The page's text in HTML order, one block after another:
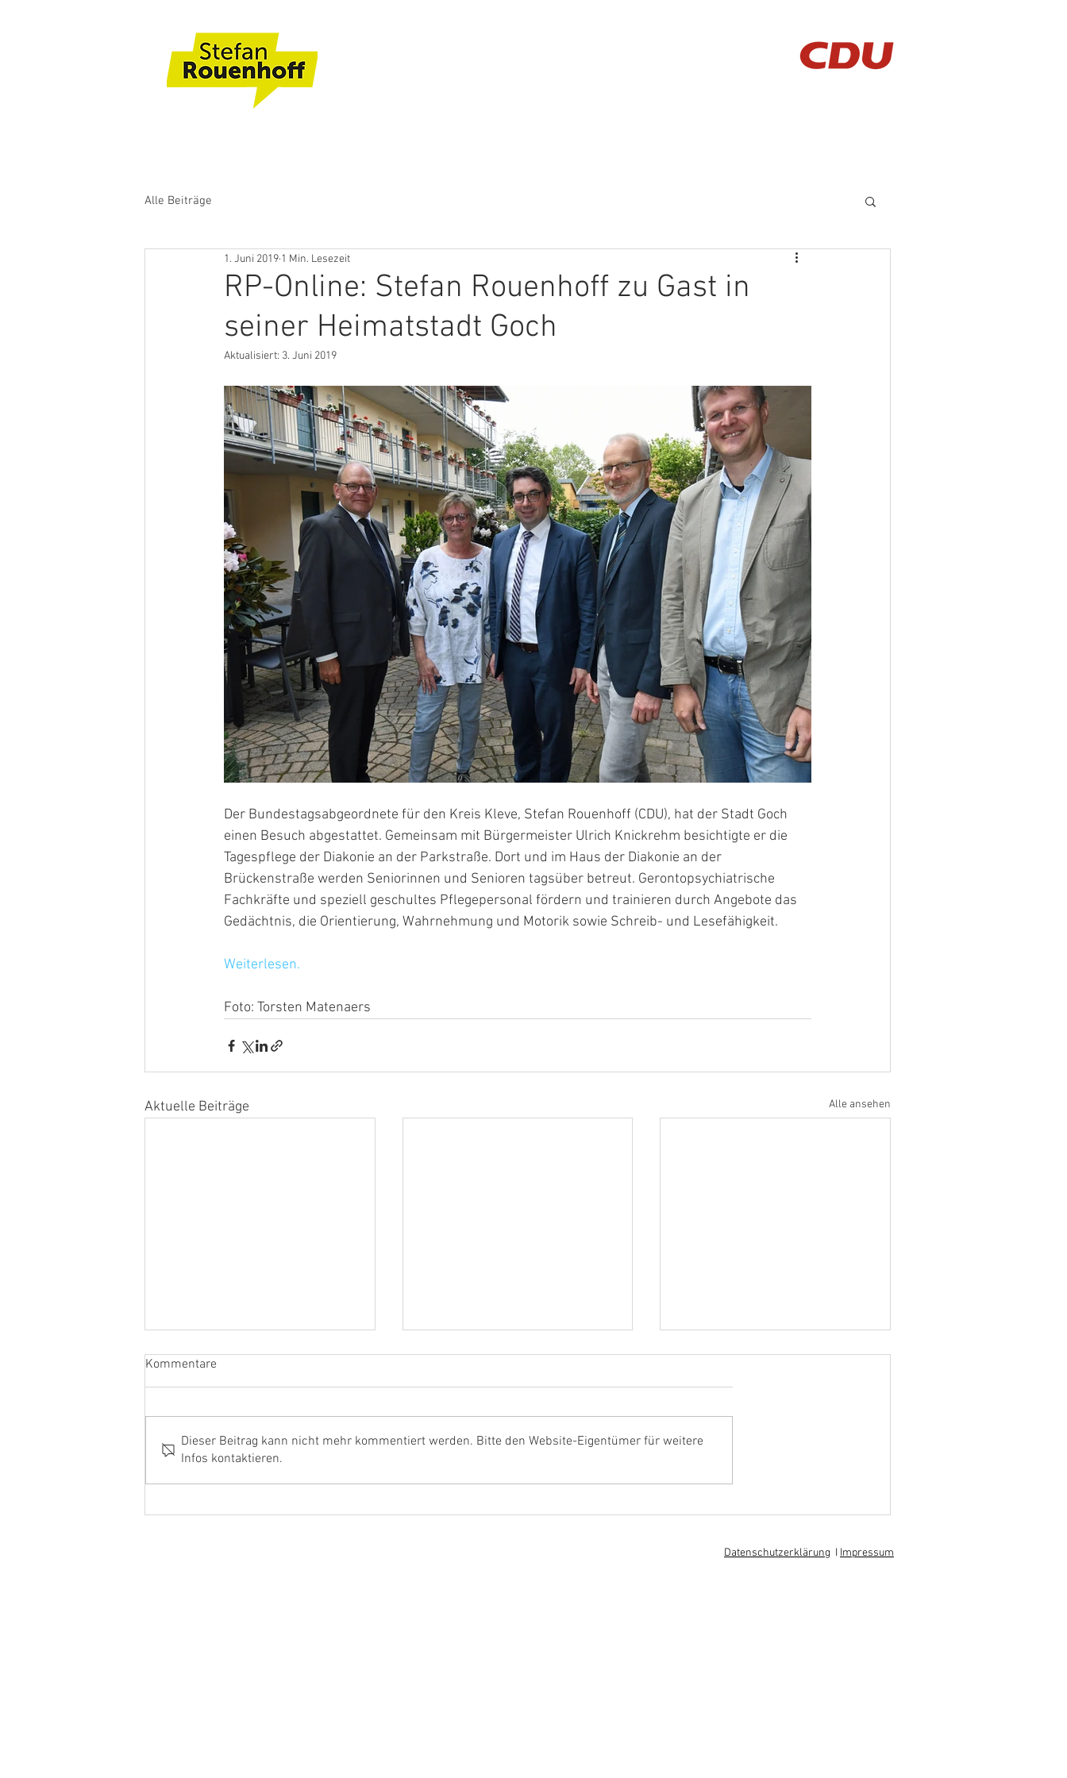
Alle Beiträge
RP-Online: Stefan Rouenhoff zu Gast in
seiner Heimatstadt Goch
1. Juni 2019 1 Min. Lesezeit
Aktualisiert: 3. Juni 2019
Der Bundestagsabgeordnete für den Kreis Kleve, Stefan Rouenhoff (CDU), hat der Stadt Goch
einen Besuch abgestattet. Gemeinsam mit Bürgermeister Ulrich Knickrehm besichtigte er die
Tagespflege der Diakonie an der Parkstraße. Dort und im Haus der Diakonie an der
Brückenstraße werden Seniorinnen und Senioren tagsüber betreut. Gerontopsychiatrische
Fachkräfte und speziell geschultes Pflegepersonal fördern und trainieren durch Angebote das
Gedächtnis, die Orientierung, Wahrnehmung und Motorik sowie Schreib- und Lesefähigkeit.
Weiterlesen.
Foto: Torsten Matenaers
Aktuelle Beiträge Alle ansehen
Ehrenamtler und Handwerker
468.000 Euro vom Bund für
Rouenhoff informiert sich über
Arbeitsmarkt
Kommentare
Dieser Beitrag kann nicht mehr kommentiert werden. Bitte den Website-Eigentümer für weitere
Infos kontaktieren.
Datenschutzerklärung IImpressum